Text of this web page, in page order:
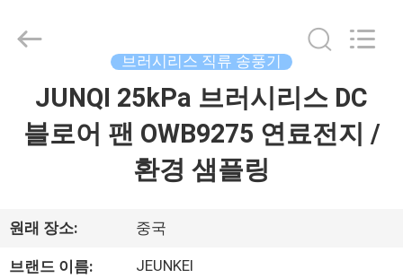
우
2026
Reserved.
브러시리스 직류 송풍기
JUNQI 25kPa 브러시리스 DC
블로어 팬 OWB9275 연료전지 /
환경 샘플링
원래 장소: 중국
브랜드 이름: JEUNKEI